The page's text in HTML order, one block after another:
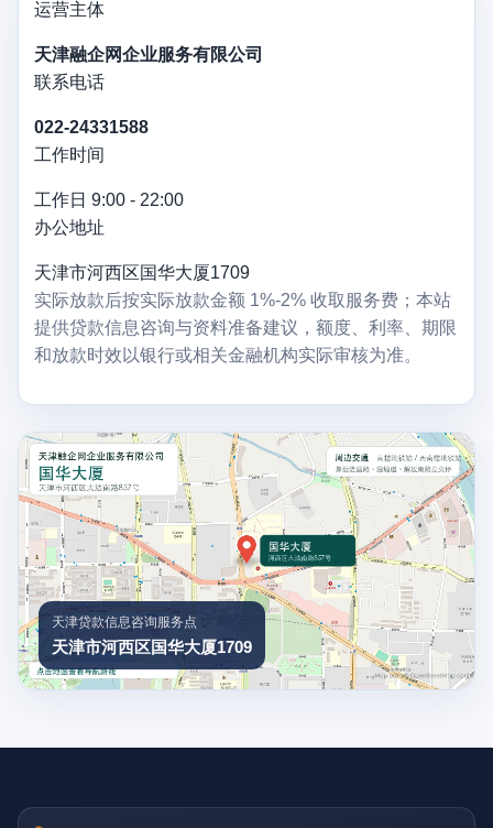
运营主体
天津融企网企业服务有限公司
联系电话
022-24331588
工作时间
工作日 9:00 - 22:00
办公地址
天津市河西区国华大厦1709
实际放款后按实际放款金额 1%-2% 收取服务费；本站
提供贷款信息咨询与资料准备建议，额度、利率、期限
和放款时效以银行或相关金融机构实际审核为准。
天津贷款信息咨询服务点
天津市河西区国华大厦1709